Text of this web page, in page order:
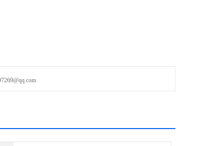
留物中毒shu强的快速检测。